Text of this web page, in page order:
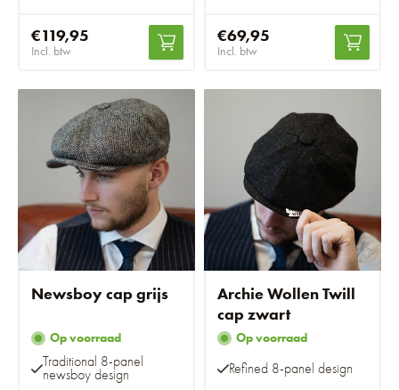
€119,95
Incl. btw
€69,95
Incl. btw
Newsboy cap grijs
Op voorraad
Traditional 8-panel
newsboy design
Archie Wollen Twill
cap zwart
Op voorraad
Refined 8-panel design